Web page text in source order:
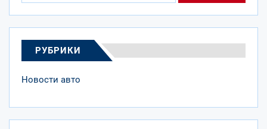
РУБРИКИ
Новости авто